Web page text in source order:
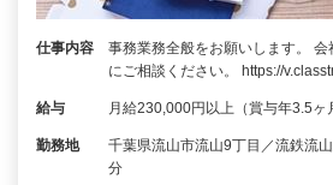
仕事内容
事務業務全般をお願いします。
にご相談ください。 https://
給与 月給230,000円以上（賞与年3.5ヶ
勤務地
千葉県流山市流山9丁目／流鉄流
分